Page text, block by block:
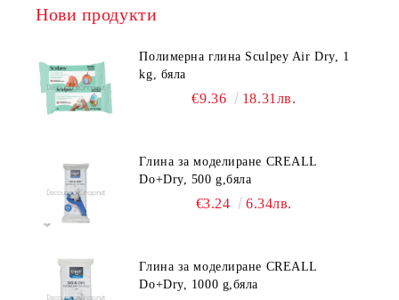
Нови продукти
Полимерна глина Sculpey Air Dry, 1
kg, бяла
€9.36 18.31лв.
Глина за моделиране CREALL
Do+Dry, 500 g,бяла
€3.24 6.34лв.
Глина за моделиране CREALL
Do+Dry, 1000 g,бяла